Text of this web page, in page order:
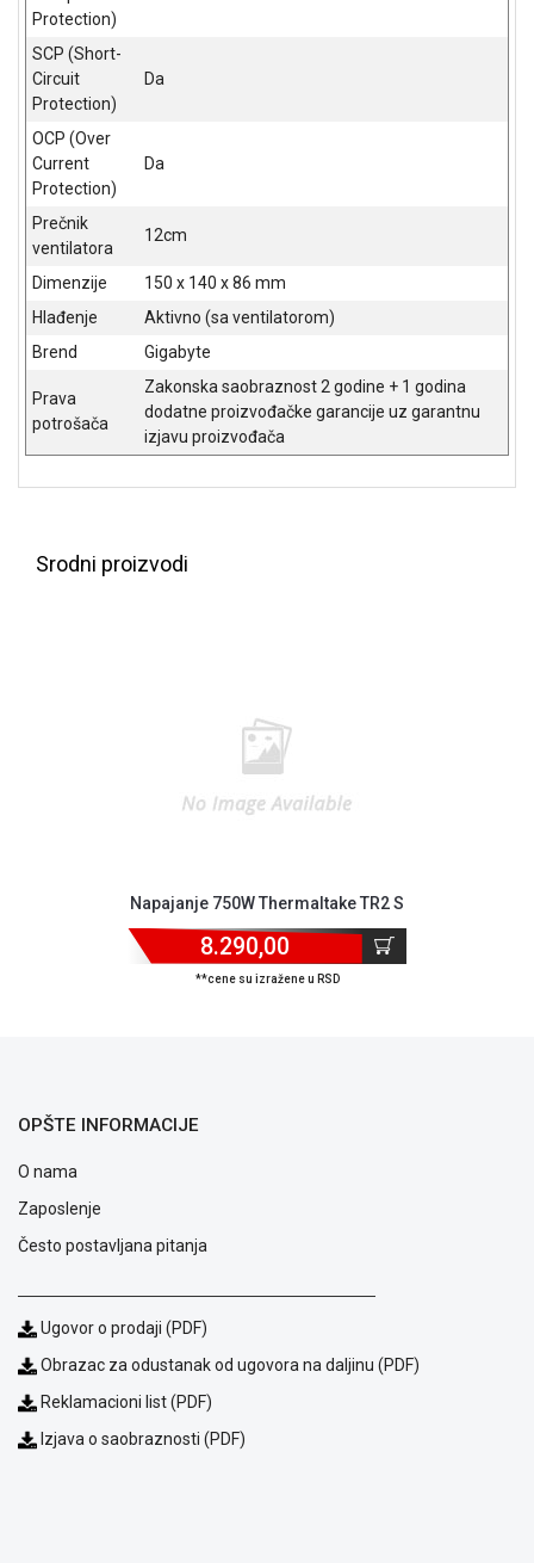
i
Usluge
kvara
Politika
Politika
o
kolačićima
Provera
garancije
OUTLET
Kontakt
Protection)
SCP (Short-
Circuit
Protection)
Da
OCP (Over
Current
Protection)
Da
Prečnik
ventilatora
12cm
Dimenzije
150 x 140 x 86 mm
Hlađenje
Aktivno (sa ventilatorom)
Brend
Gigabyte
Prava
potrošača
Zakonska saobraznost 2 godine + 1 godina
dodatne proizvođačke garancije uz garantnu
izjavu proizvođača
Srodni proizvodi
Napajanje 750W Thermaltake TR2 S
8.290,00
**cene su izražene u RSD
OPŠTE INFORMACIJE
O nama
Zaposlenje
Često postavljana pitanja
Ugovor o prodaji (PDF)
Obrazac za odustanak od ugovora na daljinu (PDF)
Reklamacioni list (PDF)
Izjava o saobraznosti (PDF)